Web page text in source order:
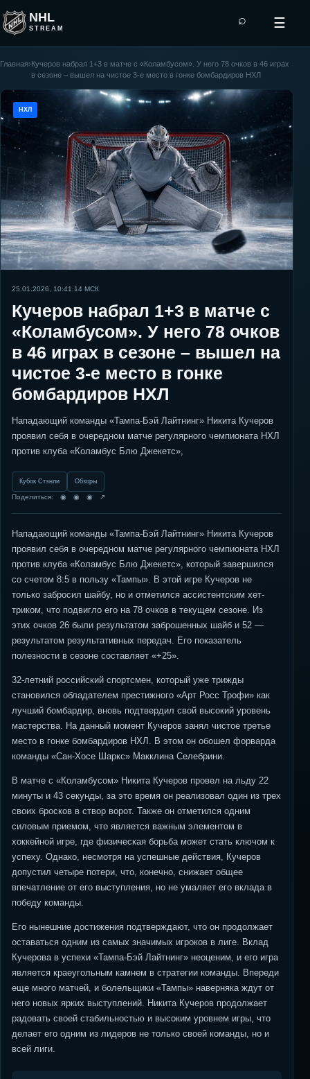
NHL
STREAM
⌕ ☰
Главная›Кучеров набрал 1+3 в матче с «Коламбусом». У него 78 очков в 46 играх
в сезоне – вышел на чистое 3-е место в гонке бомбардиров НХЛ
НХЛ
25.01.2026, 10:41:14 МСК
Кучеров набрал 1+3 в матче с
«Коламбусом». У него 78 очков
в 46 играх в сезоне – вышел на
чистое 3-е место в гонке
бомбардиров НХЛ
Нападающий команды «Тампа-Бэй Лайтнинг» Никита Кучеров
проявил себя в очередном матче регулярного чемпионата НХЛ
против клуба «Коламбус Блю Джекетс»,
Кубок Стэнли Обзоры
Поделиться: ◉ ◉ ◉ ↗
Нападающий команды «Тампа-Бэй Лайтнинг» Никита Кучеров
проявил себя в очередном матче регулярного чемпионата НХЛ
против клуба «Коламбус Блю Джекетс», который завершился
со счетом 8:5 в пользу «Тампы». В этой игре Кучеров не
только забросил шайбу, но и отметился ассистентским хет-
триком, что подвигло его на 78 очков в текущем сезоне. Из
этих очков 26 были результатом заброшенных шайб и 52 —
результатом результативных передач. Его показатель
полезности в сезоне составляет «+25».
32-летний российский спортсмен, который уже трижды
становился обладателем престижного «Арт Росс Трофи» как
лучший бомбардир, вновь подтвердил свой высокий уровень
мастерства. На данный момент Кучеров занял чистое третье
место в гонке бомбардиров НХЛ. В этом он обошел форварда
команды «Сан-Хосе Шаркс» Макклина Селебрини.
В матче с «Коламбусом» Никита Кучеров провел на льду 22
минуты и 43 секунды, за это время он реализовал один из трех
своих бросков в створ ворот. Также он отметился одним
силовым приемом, что является важным элементом в
хоккейной игре, где физическая борьба может стать ключом к
успеху. Однако, несмотря на успешные действия, Кучеров
допустил четыре потери, что, конечно, снижает общее
впечатление от его выступления, но не умаляет его вклада в
победу команды.
Его нынешние достижения подтверждают, что он продолжает
оставаться одним из самых значимых игроков в лиге. Вклад
Кучерова в успехи «Тампа-Бэй Лайтнинг» неоценим, и его игра
является краеугольным камнем в стратегии команды. Впереди
еще много матчей, и болельщики «Тампы» наверняка ждут от
него новых ярких выступлений. Никита Кучеров продолжает
радовать своей стабильностью и высоким уровнем игры, что
делает его одним из лидеров не только своей команды, но и
всей лиги.